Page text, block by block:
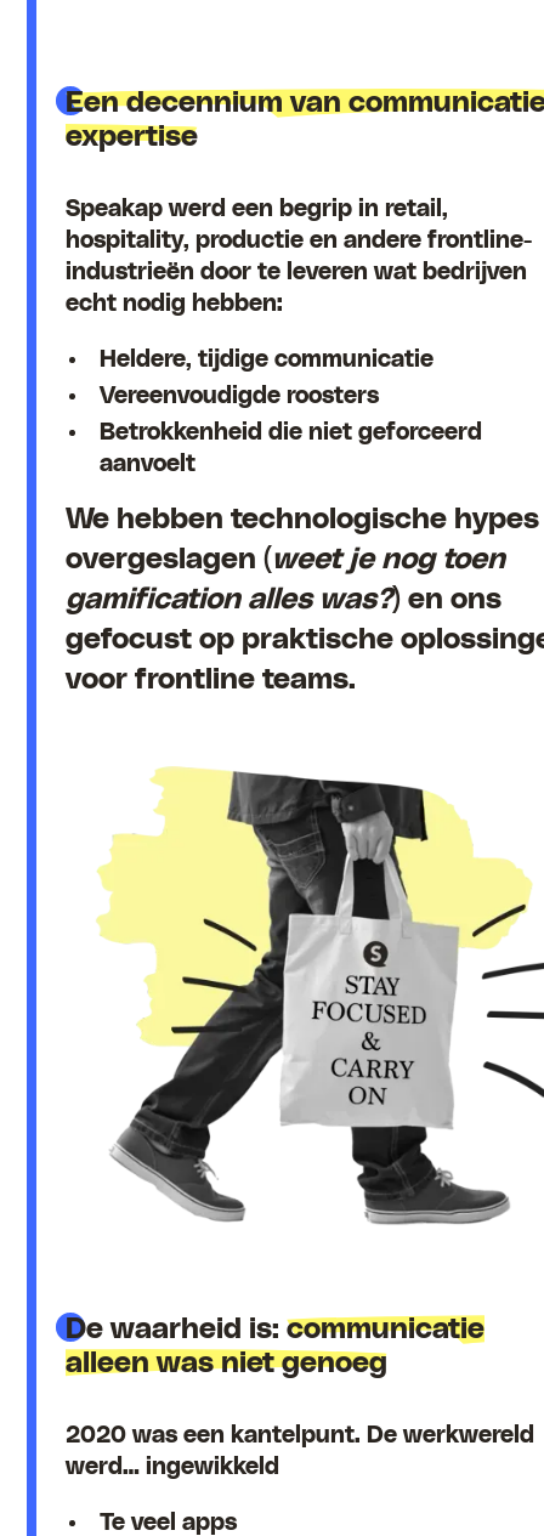
Een decennium van
expertise
Speakap werd een begrip in retail,
hospitality, productie en andere frontline-
industrieën door te leveren wat bedrijven
echt nodig hebben:
Heldere, tijdige communicatie
Vereenvoudigde roosters
Betrokkenheid die niet geforceerd
aanvoelt
We hebben technologische hypes
overgeslagen (weet je nog toen
gamification alles was?) en ons
gefocust op praktische
voor frontline teams.
De waarheid is:communicatie
alleen was niet genoeg
2020 was een kantelpunt. De werkwereld
werd… ingewikkeld
Te veel apps